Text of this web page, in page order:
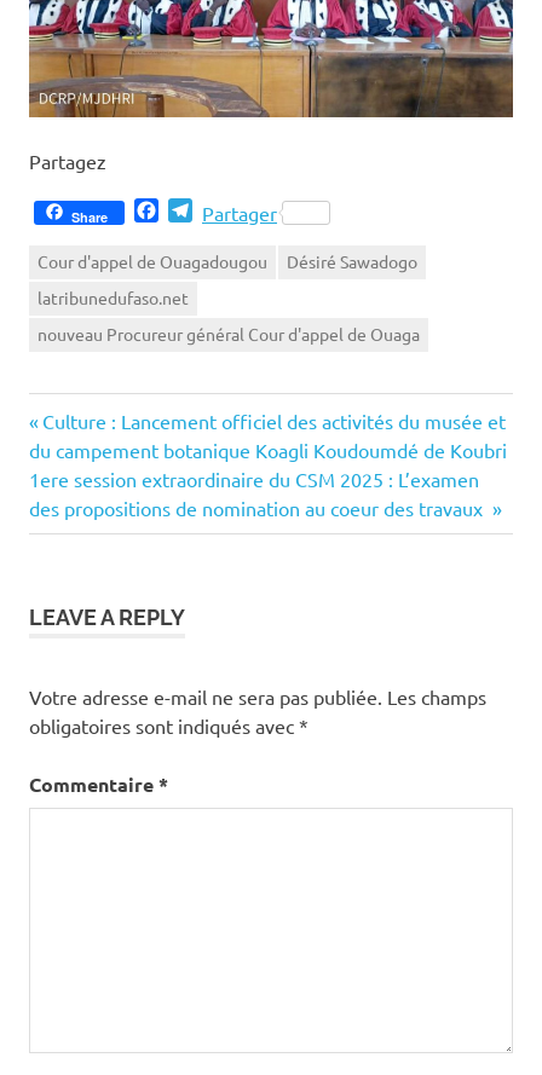
Partagez
Share FacebookTelegram
Partager
Cour d'appel de Ouagadougou
Désiré Sawadogo
latribunedufaso.net
nouveau Procureur général Cour d'appel de Ouaga
Navigation
de
l’article
Previous
Post:
Culture : Lancement officiel des activités du musée et
du campement botanique Koagli Koudoumdé de Koubri
Next
Post:
1ere session extraordinaire du CSM 2025 : L’examen
des propositions de nomination au coeur des travaux
LEAVE A REPLY
Votre adresse e-mail ne sera pas publiée. Les champs
obligatoires sont indiqués avec *
Commentaire*